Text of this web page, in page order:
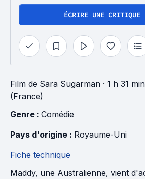
ÉCRIRE UNE CRITIQUE
Film de Sara Sugarman · 1 h 31 min
(France)
Genre : Comédie
Pays d'origine : Royaume-Uni
Fiche technique
Maddy, une Australienne, vient